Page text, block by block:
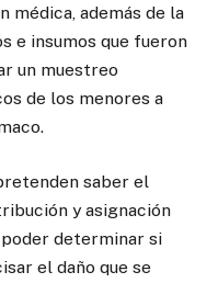
médica, además de la
e insumos que fueron
un muestreo
de los menores a
saber el
y asignación
determinar si
el daño que se